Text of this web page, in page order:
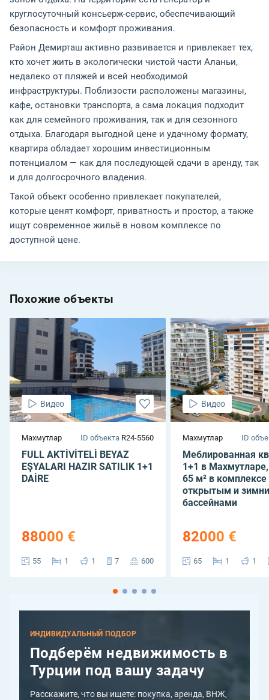
круглосуточный консьерж-сервис, обеспечивающий
безопасность и комфорт проживания.
Район Демирташ активно развивается и привлекает тех,
кто хочет жить в экологически чистой части Аланьи,
недалеко от пляжей и всей необходимой
инфраструктуры. Поблизости расположены магазины,
кафе, остановки транспорта, а сама локация подходит
как для семейного проживания, так и для сезонного
отдыха. Благодаря выгодной цене и удачному формату,
квартира обладает хорошим инвестиционным
потенциалом — как для последующей сдачи в аренду, так
и для долгосрочного владения.
Такой объект особенно привлекает покупателей,
которые ценят комфорт, приватность и простор, а также
ищут современное жильё в новом комплексе по
доступной цене.
Похожие объекты
Видео
Махмутлар ID объекта R24-5560
FULL AKTİVİTELİ BEYAZ
EŞYALARI HAZIR SATILIK 1+1
DAİRE
88000 €
55 1 1 7 600
Видео
Махмутлар ID
Меблированная
1+1 в
65 м² в комплексе
открытым и
бассейнами
82000 €
65 1 1
ИНДИВИДУАЛЬНЫЙ ПОДБОР
Подберём недвижимость в
Турции под вашу задачу
Расскажите, что вы ищете: покупка, аренда, ВНЖ,